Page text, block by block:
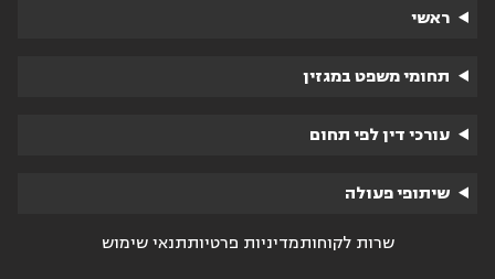
ראשי
תחומי משפט במגזין
עורכי דין לפי תחום
שיתופי פעולה
שרות לקוחותמדיניות פרטיותתנאי שימוש